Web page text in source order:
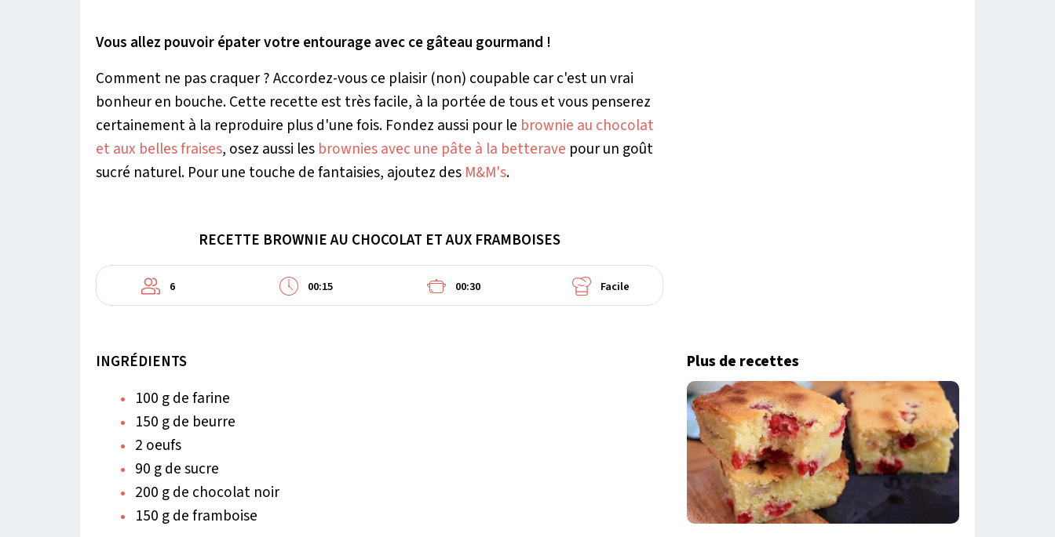
Vous allez pouvoir épater votre entourage avec ce gâteau gourmand !
Comment ne pas craquer ? Accordez-vous ce plaisir (non) coupable car c'est un vrai
bonheur en bouche. Cette recette est très facile, à la portée de tous et vous penserez
certainement à la reproduire plus d'une fois. Fondez aussi pour le brownie au chocolat
et aux belles fraises, osez aussi les brownies avec une pâte à la betterave pour un goût
sucré naturel. Pour une touche de fantaisies, ajoutez des M&M's.
RECETTE BROWNIE AU CHOCOLAT ET AUX FRAMBOISES
6 00:15 00:30 Facile
INGRÉDIENTS
100 g de farine
150 g de beurre
2 oeufs
90 g de sucre
200 g de chocolat noir
150 g de framboise
Plus de recettes